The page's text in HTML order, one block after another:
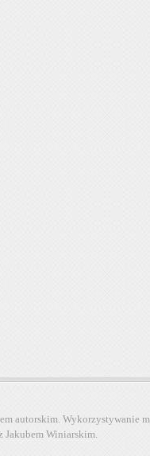
autorskim. Wykorzystywanie
Jakubem Winiarskim.